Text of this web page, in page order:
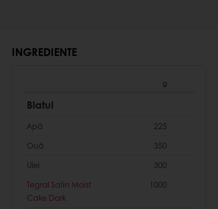
INGREDIENTE
g
Blatul
Apă
225
Ouă
350
Ulei
300
Tegral Satin Moist
Cake Dark
1000